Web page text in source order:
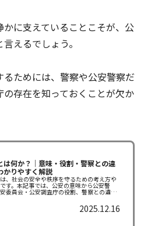
に支えていることこそが、公
えるでしょう。
ためには、警察や公安警察だ
存在を知っておくことが欠か
は何か？｜意味・役割・警察との違
かりやすく解説
、社会の安全や秩序を守るための考え方や
す。本記事では、公安の意味から公安警
委員会・公安調査庁の役割、警察との違
2025.12.16